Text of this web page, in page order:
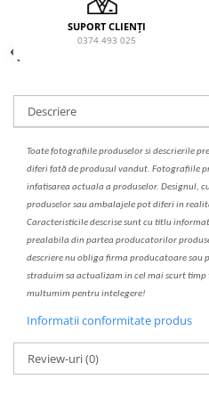
SUPORT CLIENȚI
0374 493 025
Descriere
Toate fotografiile produselorsidescrierile
diferi fată de produsul vandut. Fotografiile
infatisarea actuala a produselor. Designul,
produselor sau ambalajele pot diferi in
Caracteristicile descrise sunt cu titlu
prealabila din partea producatorilor
descriere nu obliga firma producatoare sau
straduim sa actualizam in cel mai scurt
multumim pentru intelegere!
Informatii conformitate produs
Review-uri(0)